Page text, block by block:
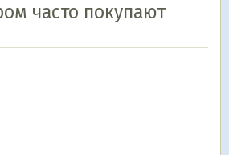
часто покупают